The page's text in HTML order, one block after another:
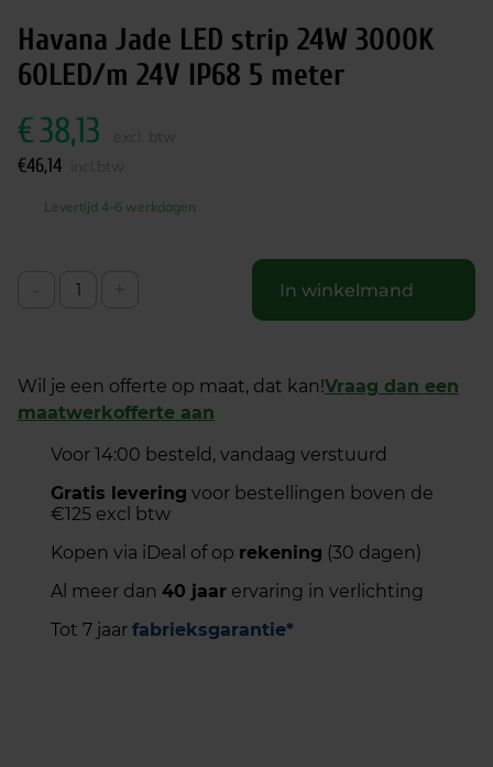
Havana Jade LED strip 24W 3000K
60LED/m 24V IP68 5 meter
€38,13
€46,14
Levertijd 4-6 werkdagen
In winkelmand
Wil je een offerte op maat, dat kan!Vraag dan een
maatwerkofferte aan
Voor 14:00 besteld, vandaag verstuurd
Gratis levering voor bestellingen boven de
€125 excl btw
Kopen via iDeal of op rekening (30 dagen)
Al meer dan 40 jaar ervaring in verlichting
Tot 7 jaar fabrieksgarantie*